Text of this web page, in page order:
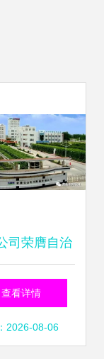
司荣膺自治
工厂称号 以
领，铸就绿
查看详情
2026-08-06